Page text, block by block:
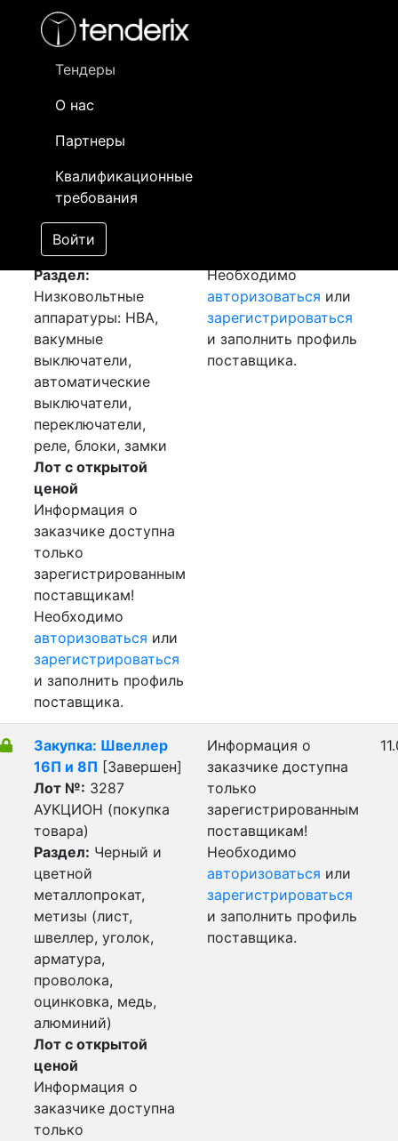
Тендеры
О нас
Партнеры
Квалификационные
требования
Войти
- активный лот
- сохраненный лот (не опубликован)
Закупка: ТОЛ-10
[Завершен]
Лот №:
АУКЦИОН (покупка
товара)
Раздел:
Низковольтные
аппаратуры: НВА,
вакумные
выключатели,
автоматические
выключатели,
переключатели,
реле, блоки, замки
Лот с открытой
ценой
Информация о
заказчике доступна
только
зарегистрированным
поставщикам!
Необходимо
авторизоваться или
зарегистрироваться
и заполнить профиль
поставщика.
Необходимо
авторизоваться или
зарегистрироваться
и заполнить профиль
поставщика.
Закупка: Швеллер
16П и 8П [Завершен]
Лот №: 3287
АУКЦИОН (покупка
товара)
Раздел: Черный и
цветной
металлопрокат,
метизы (лист,
швеллер, уголок,
арматура,
проволока,
оцинковка, медь,
алюминий)
Лот с открытой
ценой
Информация о
заказчике доступна
только
Информация о
заказчике доступна
только
зарегистрированным
поставщикам!
Необходимо
авторизоваться или
зарегистрироваться
и заполнить профиль
поставщика.